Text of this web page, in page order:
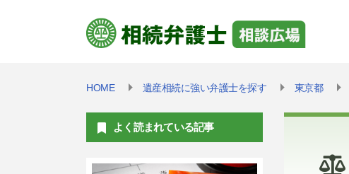
HOME 遺産相続に強い弁護士を探す 東京都
よく読まれている記事